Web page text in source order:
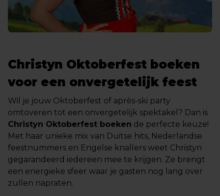
Christyn Oktoberfest boeken
voor een onvergetelijk feest
Wil je jouw Oktoberfest of après-ski party
omtoveren tot een onvergetelijk spektakel? Dan is
Christyn Oktoberfest boeken de perfecte keuze!
Met haar unieke mix van Duitse hits, Nederlandse
feestnummers en Engelse knallers weet Christyn
gegarandeerd iedereen mee te krijgen. Ze brengt
een energieke sfeer waar je gasten nog lang over
zullen napraten.